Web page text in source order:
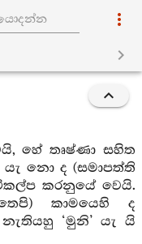
හේ තෘෂ්ණා සහිත
නො ද (සමාපත්ති
කරනුයේ වෙයි.
කාමයෙහි ද
‘මුනි’ යැ යි